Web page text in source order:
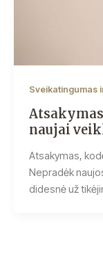
Sveikatingumas
naujai
Atsakymas,
Nepradėk
didesnė už